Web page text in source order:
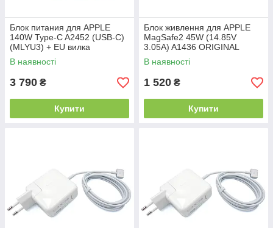
Блок питания для APPLE
140W Type-C A2452 (USB-C)
(MLYU3) + EU вилка
В наявності
3 790 ₴
Купити
Блок живлення для APPLE
MagSafe2 45W (14.85V
3.05A) A1436 ORIGINAL
В наявності
1 520 ₴
Купити